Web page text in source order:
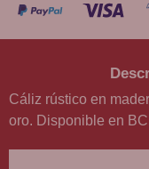
Cáliz rústico en
oro. Disponible en